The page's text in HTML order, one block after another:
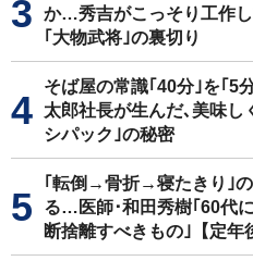
か…秀吉がこっそり工作
｢大物武将｣の裏切り
そば屋の常識｢40分｣を｢5
太郎社長が生んだ､美味し
シパック｣の秘密
｢転倒→骨折→寝たきり｣
る…医師･和田秀樹｢60代
断捨離すべきもの｣【定年